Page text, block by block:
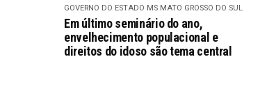
GOVERNO DO ESTADO MS MATO GROSSO DO SUL
Em último seminário do ano,
envelhecimento populacional e
direitos do idoso são tema central